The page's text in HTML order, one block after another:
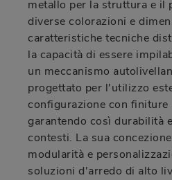
metallo per la struttura e il
diverse colorazioni e
caratteristiche tecniche
la capacità di essere
un meccanismo
progettato per l'utilizzo
configurazione con finiture
garantendo così durabilità
contesti. La sua
modularità e
soluzioni d'arredo di alto